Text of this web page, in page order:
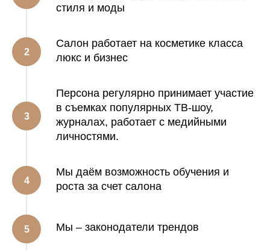
стиля и моды
Салон работает на косметике класса
люкс и бизнес
Персона регулярно принимает участие
в съемках популярных ТВ-шоу,
журналах, работает с медийными
личностями.
Мы даём возможность обучения и
роста за счет салона
Мы – законодатели трендов